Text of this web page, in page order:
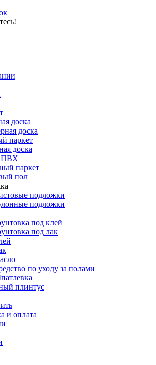
доска
доска
паркет
доска
ПВХ
паркет
пол
подложки
подложки
под клей
под лак
по уходу за полами
плинтус
и оплата